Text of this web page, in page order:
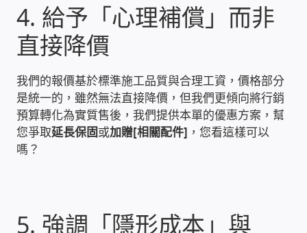
電腦 工具 軟體 手冊
OpenMediaVault OMV
NAS到府安裝服務
出租套房出租 網路維護管理 房東免煩惱
4. 給予「心理補償」而非
直接降價
我們的報價基於標準施工品質與合理工資，價格部分
是統一的，雖然無法直接降價，但我們更傾向將行銷
預算轉化為實質售後，我們提供本單的優惠方案，幫
您爭取延長保固或加贈[相關配件] ，您看這樣可以
嗎？
5. 強調「隱形成本」與